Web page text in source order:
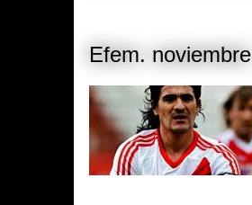
Efem. noviembre